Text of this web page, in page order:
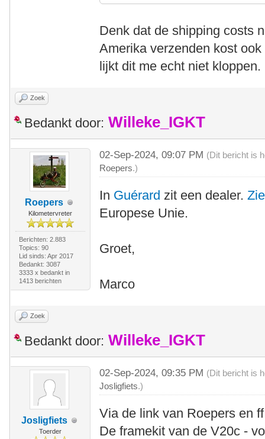
Denk dat de shipping costs
Amerika verzenden kost
lijkt dit me echt niet kloppen.
Zoek
Bedankt door: Willeke_IGKT
Roepers
Kilometervreter
Berichten: 2.883
Topics: 90
Lid sinds: Apr 2017
Bedankt: 3087
3333 x bedankt in
1413 berichten
02-Sep-2024, 09:07 PM (Dit bericht is
Roepers.)
In Guérard zit een dealer.
Europese Unie.
Groet,
Marco
Zoek
Bedankt door: Willeke_IGKT
Josligfiets
Toerder
02-Sep-2024, 09:35 PM (Dit bericht is
Josligfiets.)
Via de link van Roepers en
De framekit van de V20c -